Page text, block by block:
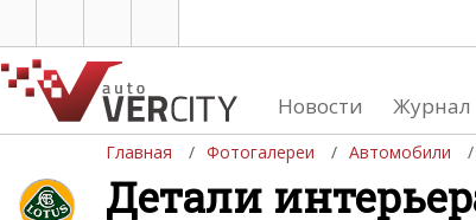
Новости Журнал
Главная Фотогалереи Автомобили
Детали